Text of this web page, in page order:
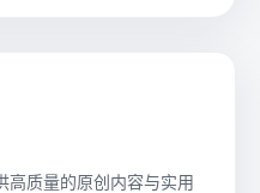
高质量的原创内容与实用